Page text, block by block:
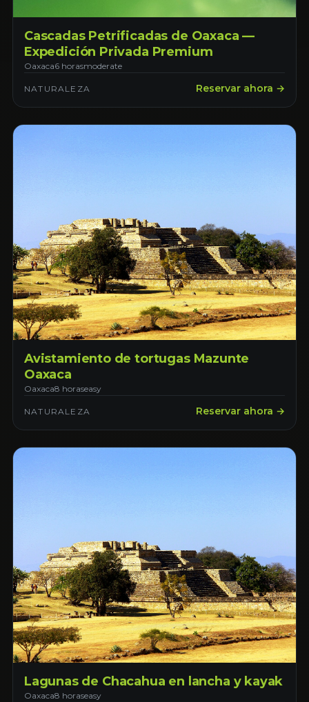
Cascadas Petrificadas de Oaxaca —
Expedición Privada Premium
Oaxaca6 horasmoderate
NATURALEZA Reservar ahora →
Avistamiento de tortugas Mazunte
Oaxaca
Oaxaca8 horaseasy
NATURALEZA Reservar ahora →
Lagunas de Chacahua en lancha y kayak
Oaxaca8 horaseasy